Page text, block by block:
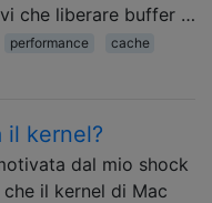
che liberare buffer …
performance
cache
il kernel?
dal mio shock
il kernel di Mac